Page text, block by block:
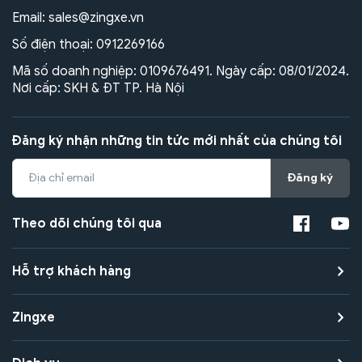
Email: sales@zingxe.vn
Số điện thoại: 0912269166
Mã số doanh nghiệp: 0109676491. Ngày cấp: 08/01/2024.
Nơi cấp: SKH & ĐT TP. Hà Nội
Đăng ký nhận những tin tức mới nhất của chúng tôi
Đăng ký
Theo dõi chúng tôi qua
Hỗ trợ khách hàng
Zingxe